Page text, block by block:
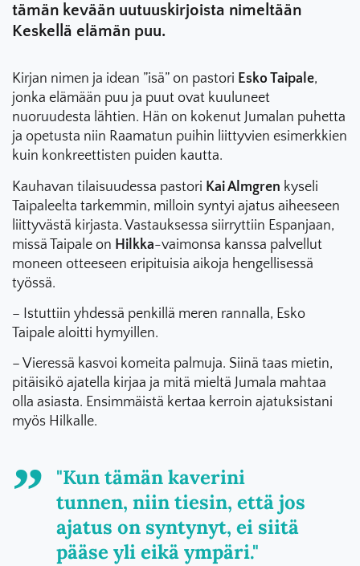
tämän kevään uutuuskirjoista nimeltään
Keskellä elämän puu.
Kirjan nimen ja idean ”isä” on pastori Esko Taipale,
jonka elämään puu ja puut ovat kuuluneet
nuoruudesta lähtien. Hän on kokenut Jumalan puhetta
ja opetusta niin Raamatun puihin liittyvien esimerkkien
kuin konkreettisten puiden kautta.
Kauhavan tilaisuudessa pastori Kai Almgren kyseli
Taipaleelta tarkemmin, milloin syntyi ajatus aiheeseen
liittyvästä kirjasta. Vastauksessa siirryttiin Espanjaan,
missä Taipale on Hilkka-vaimonsa kanssa palvellut
moneen otteeseen eripituisia aikoja hengellisessä
työssä.
– Istuttiin yhdessä penkillä meren rannalla, Esko
Taipale aloitti hymyillen.
– Vieressä kasvoi komeita palmuja. Siinä taas mietin,
pitäisikö ajatella kirjaa ja mitä mieltä Jumala mahtaa
olla asiasta. Ensimmäistä kertaa kerroin ajatuksistani
myös Hilkalle.
"Kun tämän kaverini
tunnen, niin tiesin, että jos
ajatus on syntynyt, ei siitä
pääse yli eikä ympäri."